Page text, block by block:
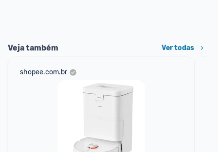
Veja também Ver todas
shopee.com.br